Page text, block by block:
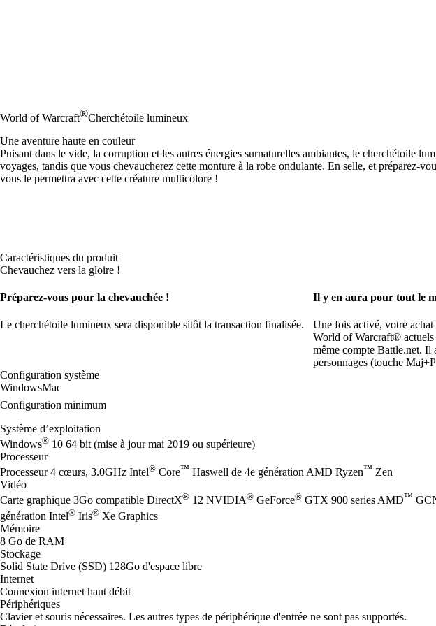
World of Warcraft®Cherchétoile lumineux
Une aventure haute en couleur
Puisant dans le vide, la corruption et les autres énergies surnaturelles ambiantes, le cherchétoile
voyages, tandis que vous chevaucherez cette monture à la robe ondulante. En selle, et préparez-
vous le permettra avec cette créature multicolore !
Caractéristiques du produit
Chevauchez vers la gloire !
Préparez-vous pour la chevauchée !
Le cherchétoile lumineux sera disponible sitôt la transaction finalisée.
Il y en aura pour tout le
Une fois activé, votre achat
World of Warcraft® actuels
même compte Battle.net. Il
personnages (touche
Configuration système
WindowsMac
Configuration minimum
Système d’exploitation
Windows® 10 64 bit (mise à jour mai 2019 ou supérieure)
Processeur
Processeur 4 cœurs, 3.0GHz Intel® Core™ Haswell de 4e génération AMD Ryzen™ Zen
Vidéo
Carte graphique 3Go compatible DirectX® 12 NVIDIA® GeForce® GTX 900 series AMD™
génération Intel® Iris® Xe Graphics
Mémoire
8 Go de RAM
Stockage
Solid State Drive (SSD) 128Go d'espace libre
Internet
Connexion internet haut débit
Périphériques
Clavier et souris nécessaires. Les autres types de périphérique d'entrée ne sont pas supportés.